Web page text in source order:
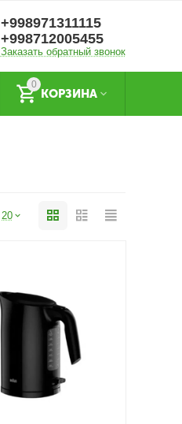
+998971311115
+998712005455
Заказать обратный звонок
0
КОРЗИНА
20